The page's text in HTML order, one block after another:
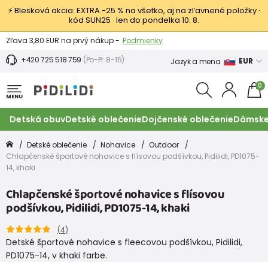
⚡ Blesková akcia: EXTRA −25 % na všetko, aj na zľavnené položky ·
kód SUN25 · len do pondelka 10. 8.
Výmena a vrátenie tovaru - Zobraziť
+420 725 518 759 (Po-Pi: 8-15) Jazyk a mena EUR
MENU
0
Detská obuvDetské oblečenieDojčenské oblečenie
Detské oblečenie Nohavice
Outdoor
Chlapčenské športové nohavice s flísovou podšívkou, Pidilidi, PD1075-
14, khaki
Chlapčenské športové nohavice s flísovou
podšívkou, Pidilidi, PD1075-14, khaki
(4)
Detské športové nohavice s fleecovou podšívkou, Pidilidi,
PD1075-14, v khaki farbe.